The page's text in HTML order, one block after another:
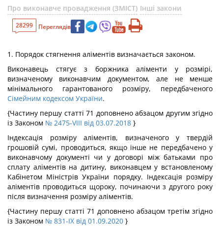
Про виконавче провадження (ЗМІСТ) Інші закони
28299 Переглядів
1. Порядок стягнення аліментів визначається законом.
Виконавець стягує з боржника аліменти у розмірі,
визначеному виконавчим документом, але не менше
мінімального гарантованого розміру, передбаченого
Сімейним кодексом України.
{Частину першу статті 71 доповнено абзацом другим згідно
із Законом № 2475-VIII від 03.07.2018 }
Індексація розміру аліментів, визначеного у твердій
грошовій сумі, проводиться, якщо інше не передбачено у
виконавчому документі чи у договорі між батьками про
сплату аліментів на дитину, виконавцем у встановленому
Кабінетом Міністрів України порядку. Індексація розміру
аліментів проводиться щороку, починаючи з другого року
після визначення розміру аліментів.
{Частину першу статті 71 доповнено абзацом третім згідно
із Законом № 831-IX від 01.09.2020 }